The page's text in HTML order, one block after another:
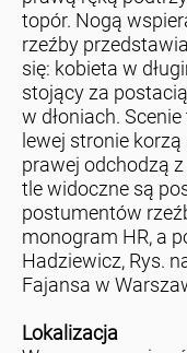
topór. Nogą
rzeźby
się: kobieta w
stojący za
w dłoniach.
lewej stronie
prawej odchodzą
tle widoczne są
postumentów
monogram HR, a
Hadziewicz, Rys.
Fajansa w
Lokalizacja